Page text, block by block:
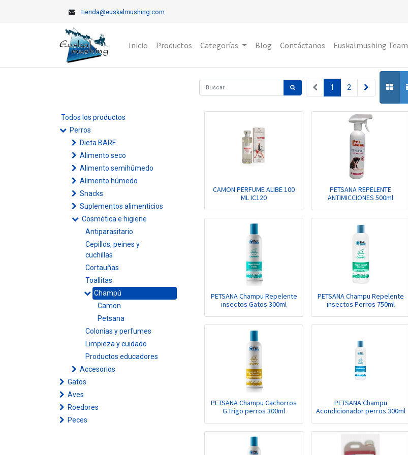
tienda@euskalmushing.com
Inicio Productos Categorías Blog Contáctanos Euskalmushing Team
1 2
Todos los productos
Perros
Dieta BARF
Alimento seco
Alimento semihúmedo
Alimento húmedo
Snacks
Suplementos alimenticios
Cosmética e higiene
Antiparasitario
Cepillos, peines y
cuchillas
Cortauñas
Toallitas
Champú
Camon
Petsana
Colonias y perfumes
Limpieza y cuidado
Productos educadores
Accesorios
Gatos
Aves
Roedores
Peces
CAMON PERFUME ALIBE 100
ML IC120
PETSANA REPELENTE
ANTIMICCIONES 500ml
PETSANA Champu Repelente
insectos Gatos 300ml
PETSANA Champu Repelente
insectos Perros 750ml
PETSANA Champu Cachorros
G.Trigo perros 300ml
PETSANA Champu
Acondicionador perros 300ml